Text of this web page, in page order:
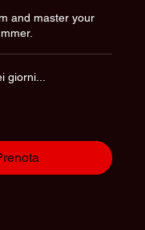
and master your
giorni...